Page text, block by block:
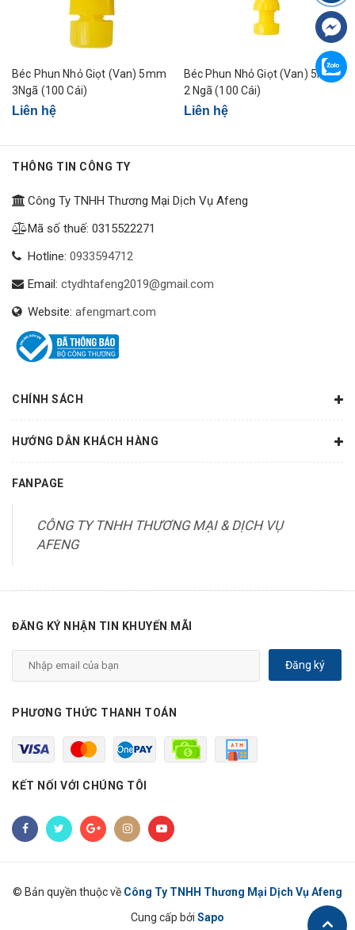
Béc Phun Nhỏ Giọt (Van) 5mm
3Ngã (100 Cái)
Liên hệ
Béc Phun Nhỏ Giọt (Van) 5mm
2 Ngã (100 Cái)
Liên hệ
THÔNG TIN CÔNG TY
Công Ty TNHH Thương Mại Dịch Vụ Afeng
Mã số thuế: 0315522271
Hotline: 0933594712
Email: ctydhtafeng2019@gmail.com
Website: afengmart.com
CHÍNH SÁCH
HƯỚNG DẪN KHÁCH HÀNG
FANPAGE
CÔNG TY TNHH THƯƠNG MẠI & DỊCH VỤ
AFENG
ĐĂNG KÝ NHẬN TIN KHUYẾN MÃI
Đăng ký
PHƯƠNG THỨC THANH TOÁN
KẾT NỐI VỚI CHÚNG TÔI
© Bản quyền thuộc về Công Ty TNHH Thương Mại Dịch Vụ Afeng
Cung cấp bởi Sapo